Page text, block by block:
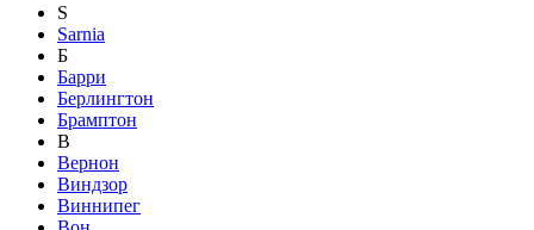
S
Sarnia
Б
Барри
Берлингтон
Брамптон
В
Вернон
Виндзор
Виннипег